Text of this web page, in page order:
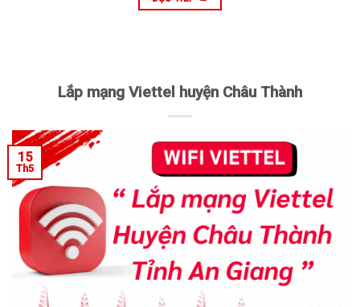
Lắp mạng Viettel huyện Châu Thành
15
Th5